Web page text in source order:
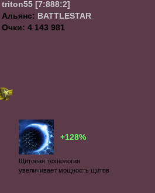
triton55 [7:888:2]
Альянс: BATTLESTAR
Очки: 4 143 981
+128%
Щитовая технология
увеличивает мощность щитов